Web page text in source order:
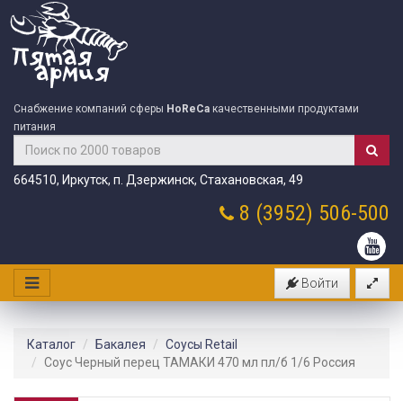
Снабжение компаний сферы HoReCa качественными продуктами
питания
664510, Иркутск, п. Дзержинск, Стахановская, 49
8 (3952) 506-500
Войти
Каталог Бакалея
Соусы Retail
Соус Черный перец ТАМАКИ 470 мл пл/б 1/6 Россия